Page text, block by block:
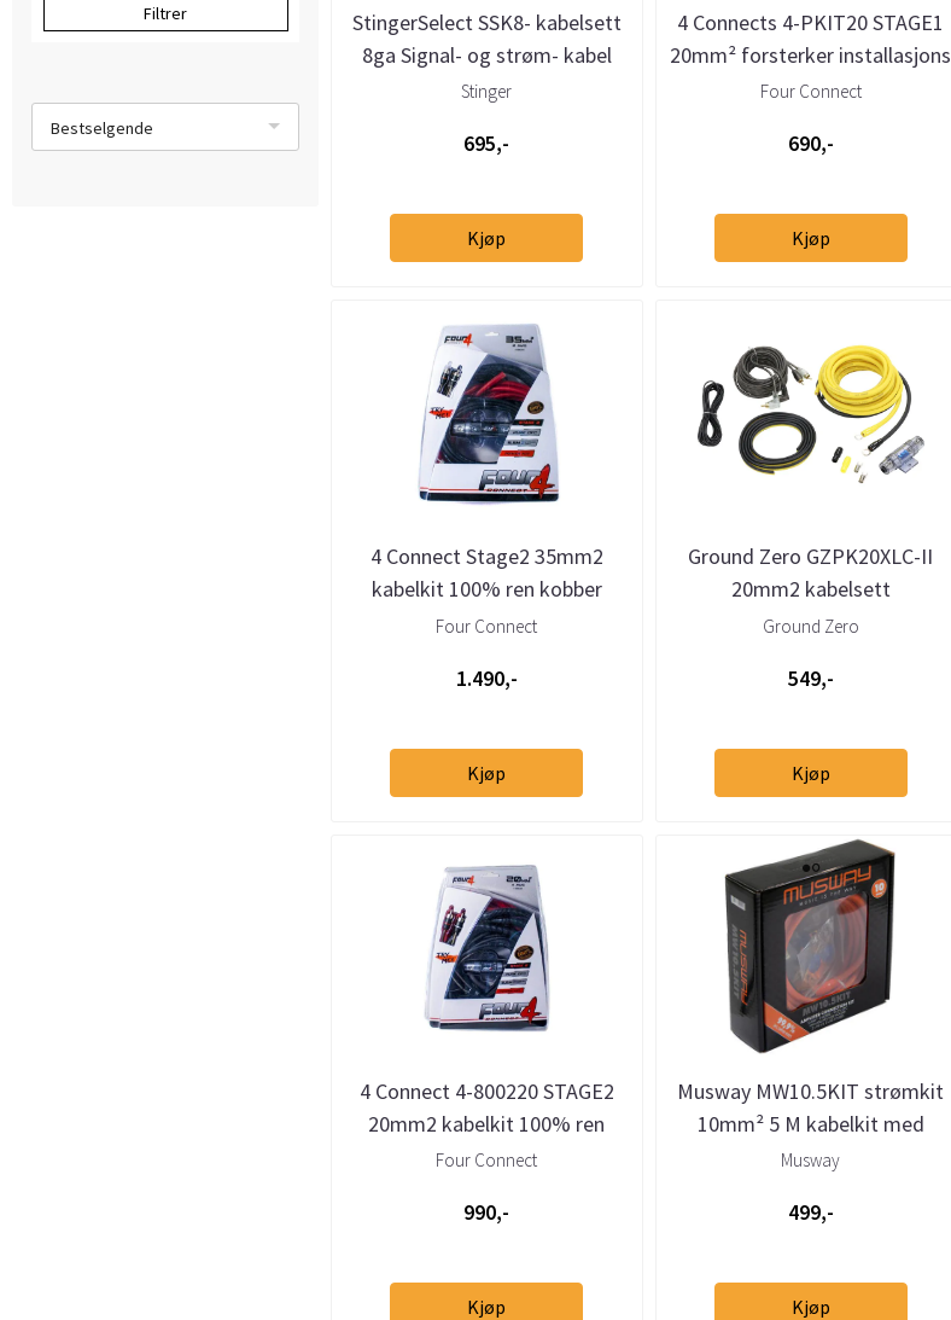
Filtrer
Bestselgende
StingerSelect SSK8- kabelsett
8ga Signal- og strøm- kabel
(CCA)
Stinger
695,-
Kjøp
4 Connects 4-PKIT20 STAGE1
20mm² forsterker installasjons
kit
Four Connect
690,-
Kjøp
4 Connect Stage2 35mm2
kabelkit 100% ren kobber
Four Connect
1.490,-
Kjøp
Ground Zero GZPK20XLC-II
20mm2 kabelsett
Ground Zero
549,-
Kjøp
4 Connect 4-800220 STAGE2
20mm2 kabelkit 100% ren
kobber
Four Connect
990,-
Kjøp
Musway MW10.5KIT strømkit
10mm² 5 M kabelkit med
sikringsholder og sikring
Musway
499,-
Kjøp